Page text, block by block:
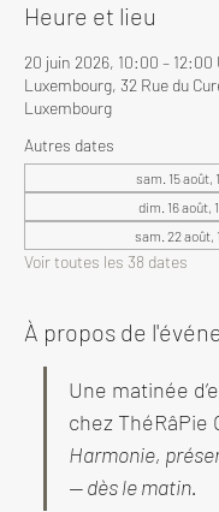
Heure et lieu
20 juin 2026, 10:00 – 12:00
Luxembourg, 32 Rue du
Luxembourg
Autres dates
sam. 15 août,
dim. 16 août,
sam. 22 août,
Voir toutes les 38 dates
À propos de
Une matinée
chez ThéRâPie
Harmonie,
— dès le matin.